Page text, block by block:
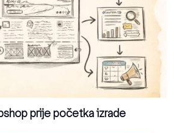
prije početka izrade